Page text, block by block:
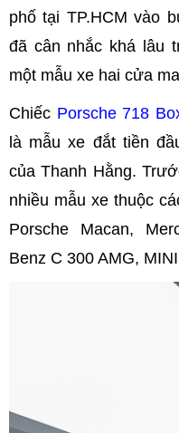
phố tại TP.HCM vào
đã cân nhắc khá lâu
một mẫu xe hai cửa
Chiếc Porsche 718
là mẫu xe đắt tiền
của Thanh Hằng.
nhiều mẫu xe thuộc
Porsche Macan,
Benz C 300 AMG,